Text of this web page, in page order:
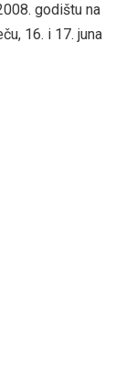
godištu na
16. i 17. juna